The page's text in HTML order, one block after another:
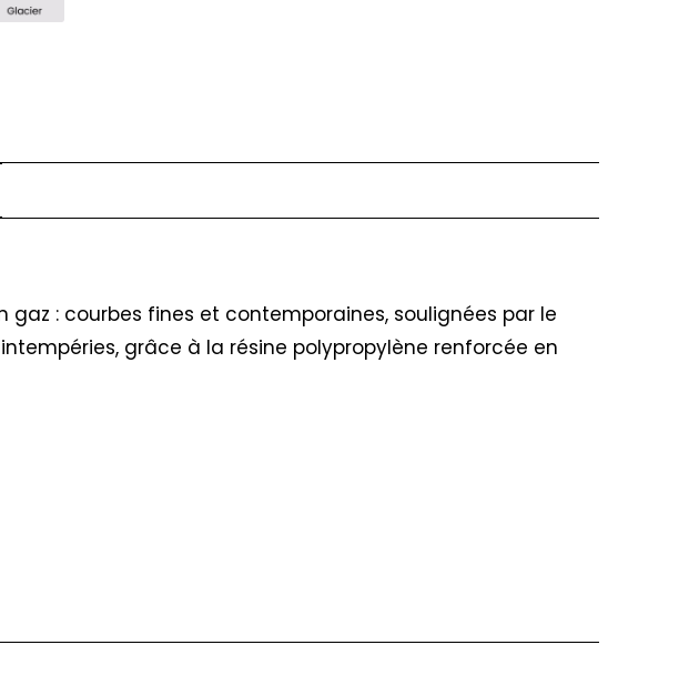
gaz : courbes fines et contemporaines, soulignées par le
grâce à la résine polypropylène renforcée en